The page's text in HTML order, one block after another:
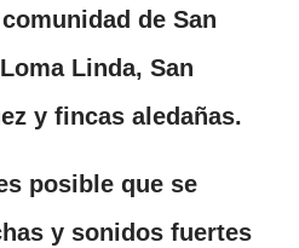
de San
Linda, San
y fincas aledañas.
posible que se
y sonidos fuertes